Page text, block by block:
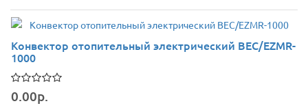
Конвектор отопительный электрический BEC/EZMR-
1000
0.00р.